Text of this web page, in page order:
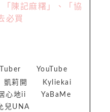
陳記麻糬」、「協
必買
YouTube
凱莉開
Kyliekai
心地ii
YaBaMe
兒UNA